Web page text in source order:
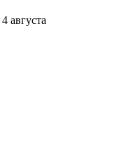
4 августа